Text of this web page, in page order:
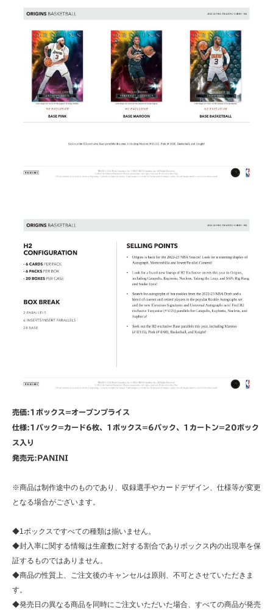
売価:1ボックス=オープンプライス
仕様:1パック=カード6枚、1ボックス=6パック、1カートン=20ボック
ス入り
発売元:PANINI
※商品は制作途中のものであり、収録選手やカードデザイン、仕様等が変更
となる場合がございます。
◆1ボックスですべての種類は揃いません。
◆封入率に関する情報は生産数に対する割合でありボックス内の出現率を保
証するものではありません。
◆商品の性質上、ご注文後のキャンセルは原則、不可とさせていただきま
す。
◆発売日の異なる商品を同時にご注文いただいた場合、すべての商品が発売